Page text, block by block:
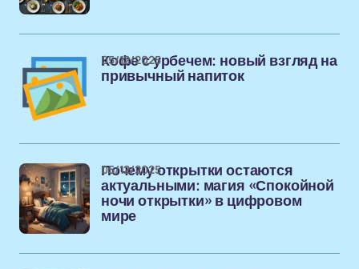
Кофе с урбечем: новый взгляд на
привычный напиток
05/12/2025
Почему открытки остаются
актуальными: магия «Спокойной
ночи открытки» в цифровом
мире
05/12/2025